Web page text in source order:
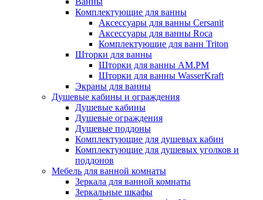
Комплектующие для ванны
Аксессуары для ванны Cersanit
Аксессуары для ванны Roca
Комплектующие для ванн Triton
Шторки для ванны
Шторки для ванны AM.PM
Шторки для ванны WasserKraft
Экраны для ванны
Душевые кабины и ограждения
Душевые кабины
Душевые ограждения
Душевые поддоны
Комплектующие для душевых кабин
Комплектующие для душевых уголков и
поддонов
Мебель для ванной комнаты
Зеркала для ванной комнаты
Зеркальные шкафы